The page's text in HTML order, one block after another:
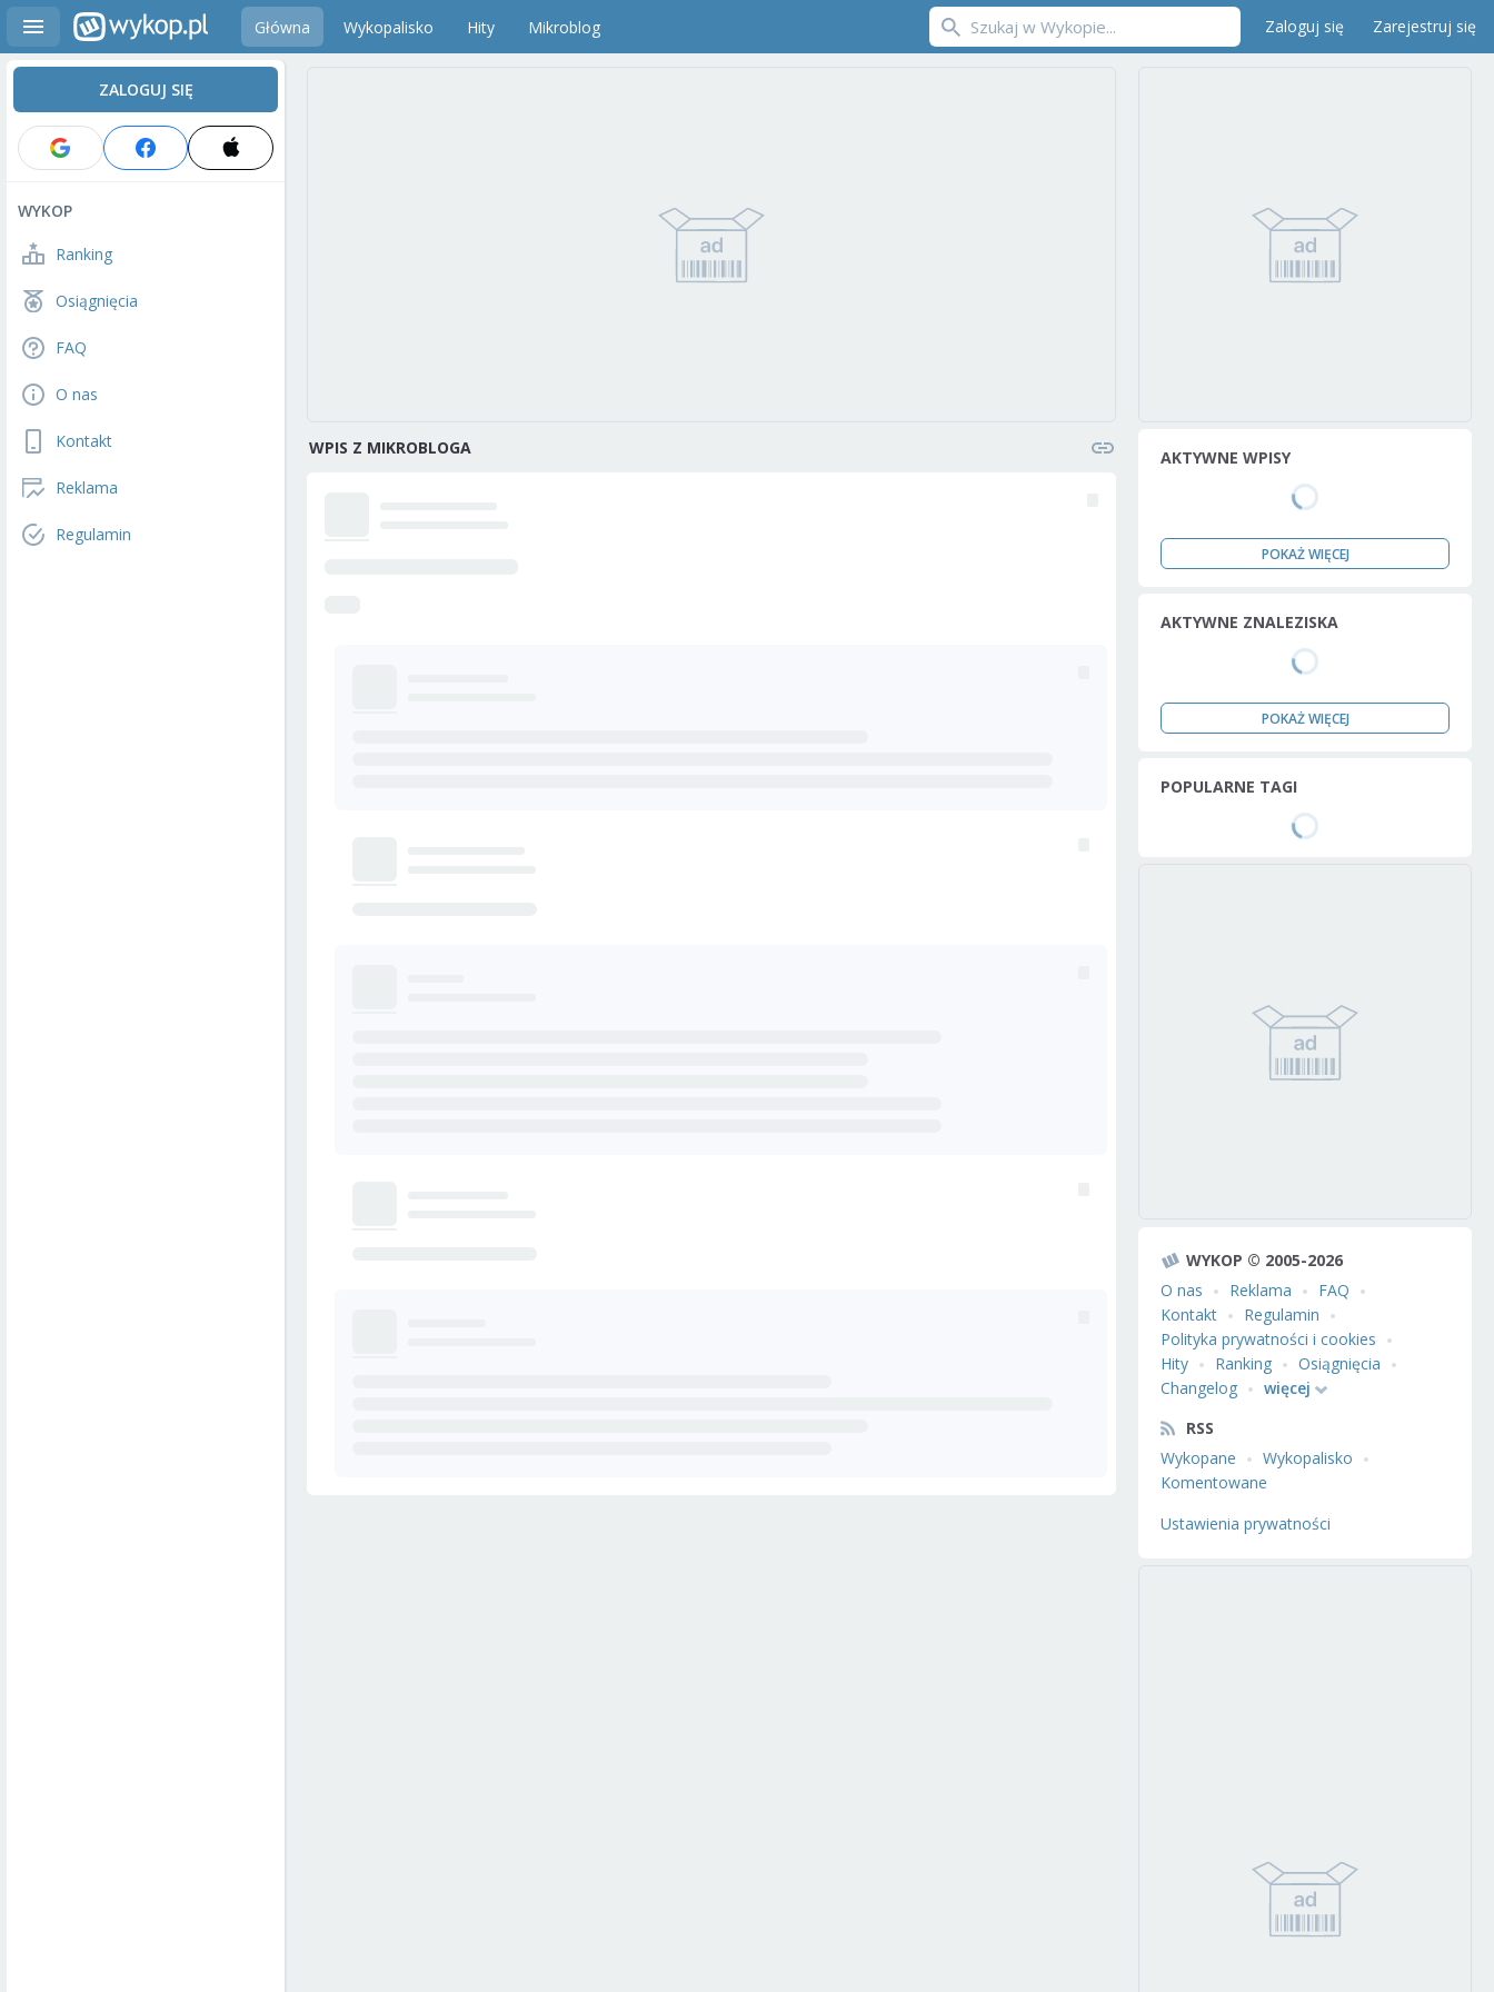
Główna Wykopalisko Hity Mikroblog Zaloguj się Zarejestruj się
ZALOGUJ SIĘ
WYKOP
Ranking
Osiągnięcia
FAQ
O nas
Kontakt
Reklama
Regulamin
WPIS Z MIKROBLOGA AKTYWNE WPISY
POKAŻ WIĘCEJ
AKTYWNE ZNALEZISKA
POKAŻ WIĘCEJ
POPULARNE TAGI
WYKOP © 2005-2026
O nas
Reklama
FAQ
Kontakt
Regulamin
Polityka prywatności i cookies
Hity
Ranking
Osiągnięcia
Changelog
więcej
RSS
Wykopane
Wykopalisko
Komentowane
Ustawienia prywatności